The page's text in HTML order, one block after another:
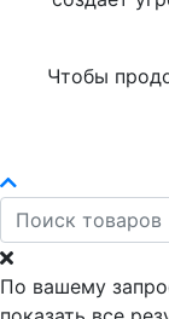
Чтобы
По вашему